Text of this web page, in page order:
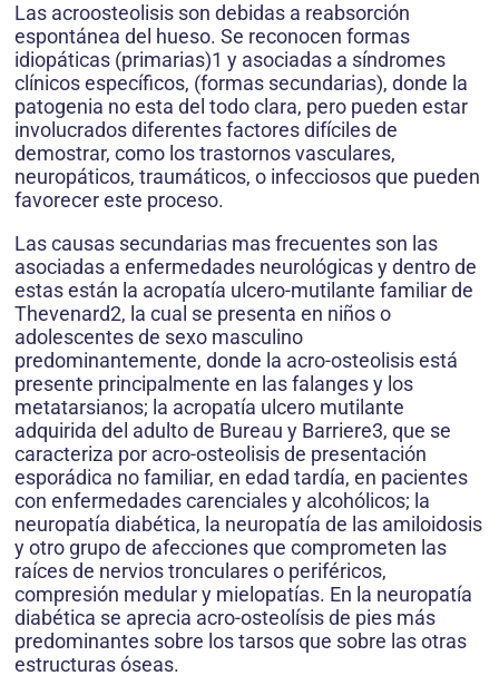
Las acroosteolisis son debidas a reabsorción
espontánea del hueso. Se reconocen formas
idiopáticas (primarias)1 y asociadas a síndromes
clínicos específicos, (formas secundarias), donde la
patogenia no esta del todo clara, pero pueden estar
involucrados diferentes factores difíciles de
demostrar, como los trastornos vasculares,
neuropáticos, traumáticos, o infecciosos que pueden
favorecer este proceso.
Las causas secundarias mas frecuentes son las
asociadas a enfermedades neurológicas y dentro de
estas están la acropatía ulcero-mutilante familiar de
Thevenard2, la cual se presenta en niños o
adolescentes de sexo masculino
predominantemente, donde la acro-osteolisis está
presente principalmente en las falanges y los
metatarsianos; la acropatía ulcero mutilante
adquirida del adulto de Bureau y Barriere3, que se
caracteriza por acro-osteolisis de presentación
esporádica no familiar, en edad tardía, en pacientes
con enfermedades carenciales y alcohólicos; la
neuropatía diabética, la neuropatía de las amiloidosis
y otro grupo de afecciones que comprometen las
raíces de nervios tronculares o periféricos,
compresión medular y mielopatías. En la neuropatía
diabética se aprecia acro-osteolísis de pies más
predominantes sobre los tarsos que sobre las otras
estructuras óseas.